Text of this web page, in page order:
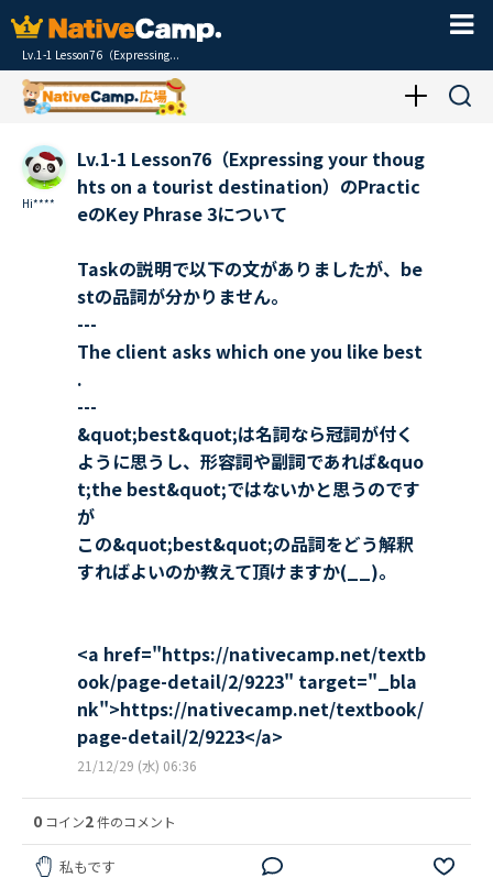
Lv.1-1 Lesson76（Expressing...
Hi****
Lv.1-1 Lesson76（Expressing your thoug
hts on a tourist destination）のPractic
eのKey Phrase 3について
Taskの説明で以下の文がありましたが、be
stの品詞が分かりません。
---
The client asks which one you like best
.
---
&quot;best&quot;は名詞なら冠詞が付く
ように思うし、形容詞や副詞であれば&quo
t;the best&quot;ではないかと思うのです
が
この&quot;best&quot;の品詞をどう解釈
すればよいのか教えて頂けますか(__)。
<a href="https://nativecamp.net/textb
ook/page-detail/2/9223" target="_bla
nk">https://nativecamp.net/textbook/
page-detail/2/9223</a>
21/12/29 (水) 06:36
0 コイン2件のコメント
私もです